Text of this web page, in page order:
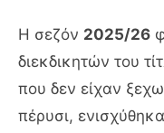
Η σεζόν 2025/26
διεκδικητών του
που δεν είχαν
πέρυσι,